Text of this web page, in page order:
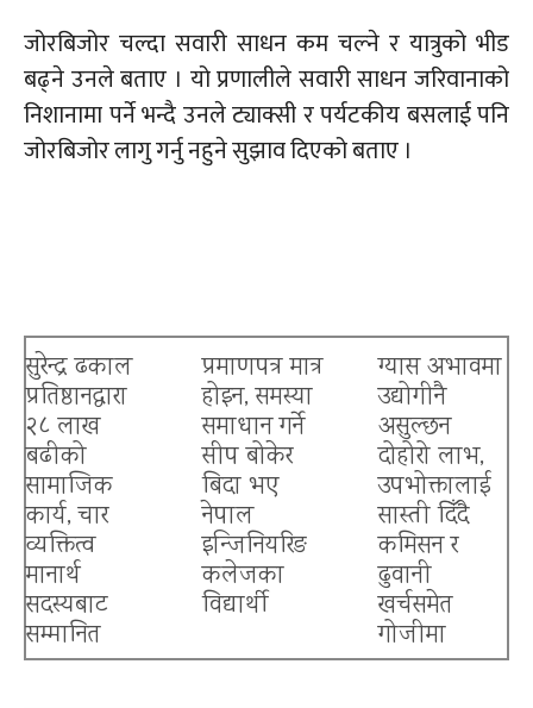
जोरबिजोर चल्दा सवारी साधन कम चल्ने र यात्रुको भीड
बढ्ने उनले बताए । यो प्रणालीले सवारी साधन जरिवानाको
निशानामा पर्ने भन्दै उनले ट्याक्सी र पर्यटकीय बसलाई पनि
जोरबिजोर लागु गर्नु नहुने सुझाव दिएको बताए ।
सुरेन्द्र ढकाल
प्रतिष्ठानद्वारा
२८ लाख
बढीको
सामाजिक
कार्य, चार
व्यक्तित्व
मानार्थ
सदस्यबाट
सम्मानित
प्रमाणपत्र मात्र
होइन, समस्या
समाधान गर्ने
सीप बोकेर
बिदा भए
नेपाल
इन्जिनियरिङ
कलेजका
विद्यार्थी
ग्यास अभावमा
उद्योगीनै
असुल्छन
दोहोरो लाभ,
उपभोक्तालाई
सास्ती दिँदै
कमिसन र
ढुवानी
खर्चसमेत
गोजीमा